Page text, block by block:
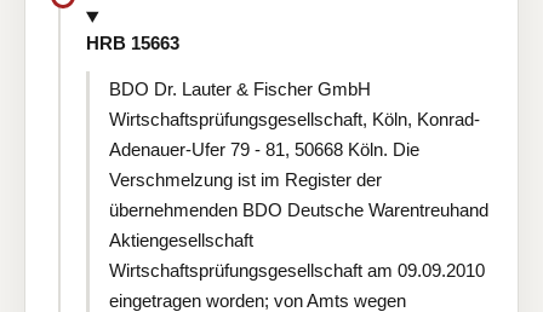
HRB 15663
BDO Dr. Lauter & Fischer GmbH
Wirtschaftsprüfungsgesellschaft, Köln, Konrad-
Adenauer-Ufer 79 - 81, 50668 Köln. Die
Verschmelzung ist im Register der
übernehmenden BDO Deutsche Warentreuhand
Aktiengesellschaft
Wirtschaftsprüfungsgesellschaft am 09.09.2010
eingetragen worden; von Amts wegen